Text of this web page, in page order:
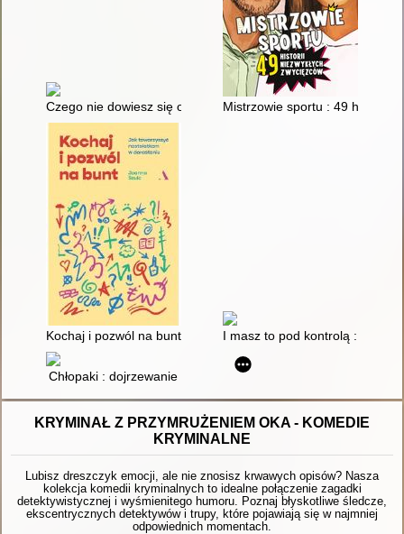
Czego nie dowiesz się od koleżanek : poradnik nowoczesnej
Mistrzowie sportu : 49 historii
Kochaj i pozwól na bunt : jak towarzyszyć nastolatkom w
I masz to pod kontrolą :
Chłopaki : dojrzewanie
KRYMINAŁ Z PRZYMRUŻENIEM OKA - KOMEDIE
KRYMINALNE
Lubisz dreszczyk emocji, ale nie znosisz krwawych opisów? Nasza
kolekcja komedii kryminalnych to idealne połączenie zagadki
detektywistycznej i wyśmienitego humoru. Poznaj błyskotliwe śledcze,
ekscentrycznych detektywów i trupy, które pojawiają się w najmniej
odpowiednich momentach.